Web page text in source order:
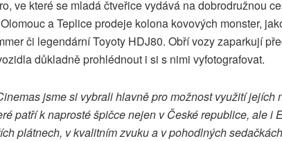
ve které se mladá čtveřice vydává na dobrodružnou
a Teplice prodeje kolona kovových monster,
či legendární Toyoty HDJ80. Obří vozy zaparkují
důkladně prohlédnout i si s nimi vyfotografovat.
jsme si vybrali hlavně pro možnost využití jejích
patří k naprosté špičce nejen v České republice, ale i
plátnech, v kvalitním zvuku a v pohodlných